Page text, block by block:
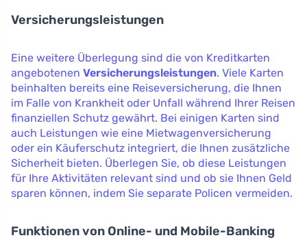
Versicherungsleistungen
Eine weitere Überlegung sind die von Kreditkarten
angebotenen Versicherungsleistungen. Viele Karten
beinhalten bereits eine Reiseversicherung, die Ihnen
im Falle von Krankheit oder Unfall während Ihrer Reisen
finanziellen Schutz gewährt. Bei einigen Karten sind
auch Leistungen wie eine Mietwagenversicherung
oder ein Käuferschutz integriert, die Ihnen zusätzliche
Sicherheit bieten. Überlegen Sie, ob diese Leistungen
für Ihre Aktivitäten relevant sind und ob sie Ihnen Geld
sparen können, indem Sie separate Policen vermeiden.
Funktionen von Online- und Mobile-Banking